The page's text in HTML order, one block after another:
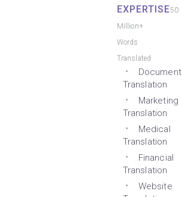
EXPERTISE50
Million+
Words
Translated
Document
Translation
Marketing
Translation
Medical
Translation
Financial
Translation
Website